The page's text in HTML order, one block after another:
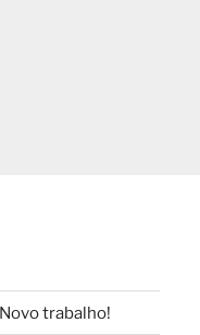
Novo trabalho!